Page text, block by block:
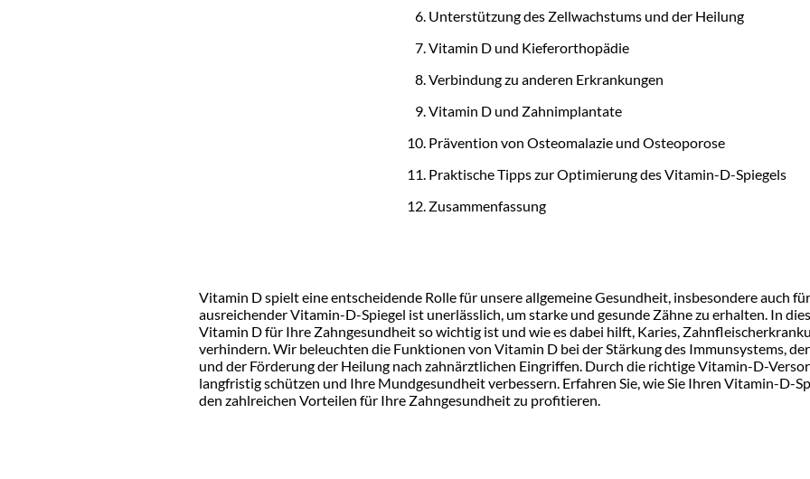
Unterstützung des Zellwachstums und der Heilung
Vitamin D und Kieferorthopädie
Verbindung zu anderen Erkrankungen
Vitamin D und Zahnimplantate
Prävention von Osteomalazie und Osteoporose
Praktische Tipps zur Optimierung des Vitamin-D-Spiegels
Zusammenfassung
Vitamin D spielt eine entscheidende Rolle für unsere allgemeine Gesundheit, insbesondere auch
ausreichender Vitamin-D-Spiegel ist unerlässlich, um starke und gesunde Zähne zu erhalten. In
Vitamin D für Ihre Zahngesundheit so wichtig ist und wie es dabei hilft, Karies,
verhindern. Wir beleuchten die Funktionen von Vitamin D bei der Stärkung des Immunsystems,
und der Förderung der Heilung nach zahnärztlichen Eingriffen. Durch die richtige Vitamin-D-
langfristig schützen und Ihre Mundgesundheit verbessern. Erfahren Sie, wie Sie Ihren Vitamin-D-
den zahlreichen Vorteilen für Ihre Zahngesundheit zu profitieren.